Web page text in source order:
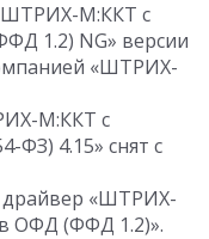
М:ККТ с
1.2) NG» версии
«ШТРИХ-
М:ККТ с
ФЗ) 4.15» снят с
драйвер «ШТРИХ-
ОФД (ФФД 1.2)».